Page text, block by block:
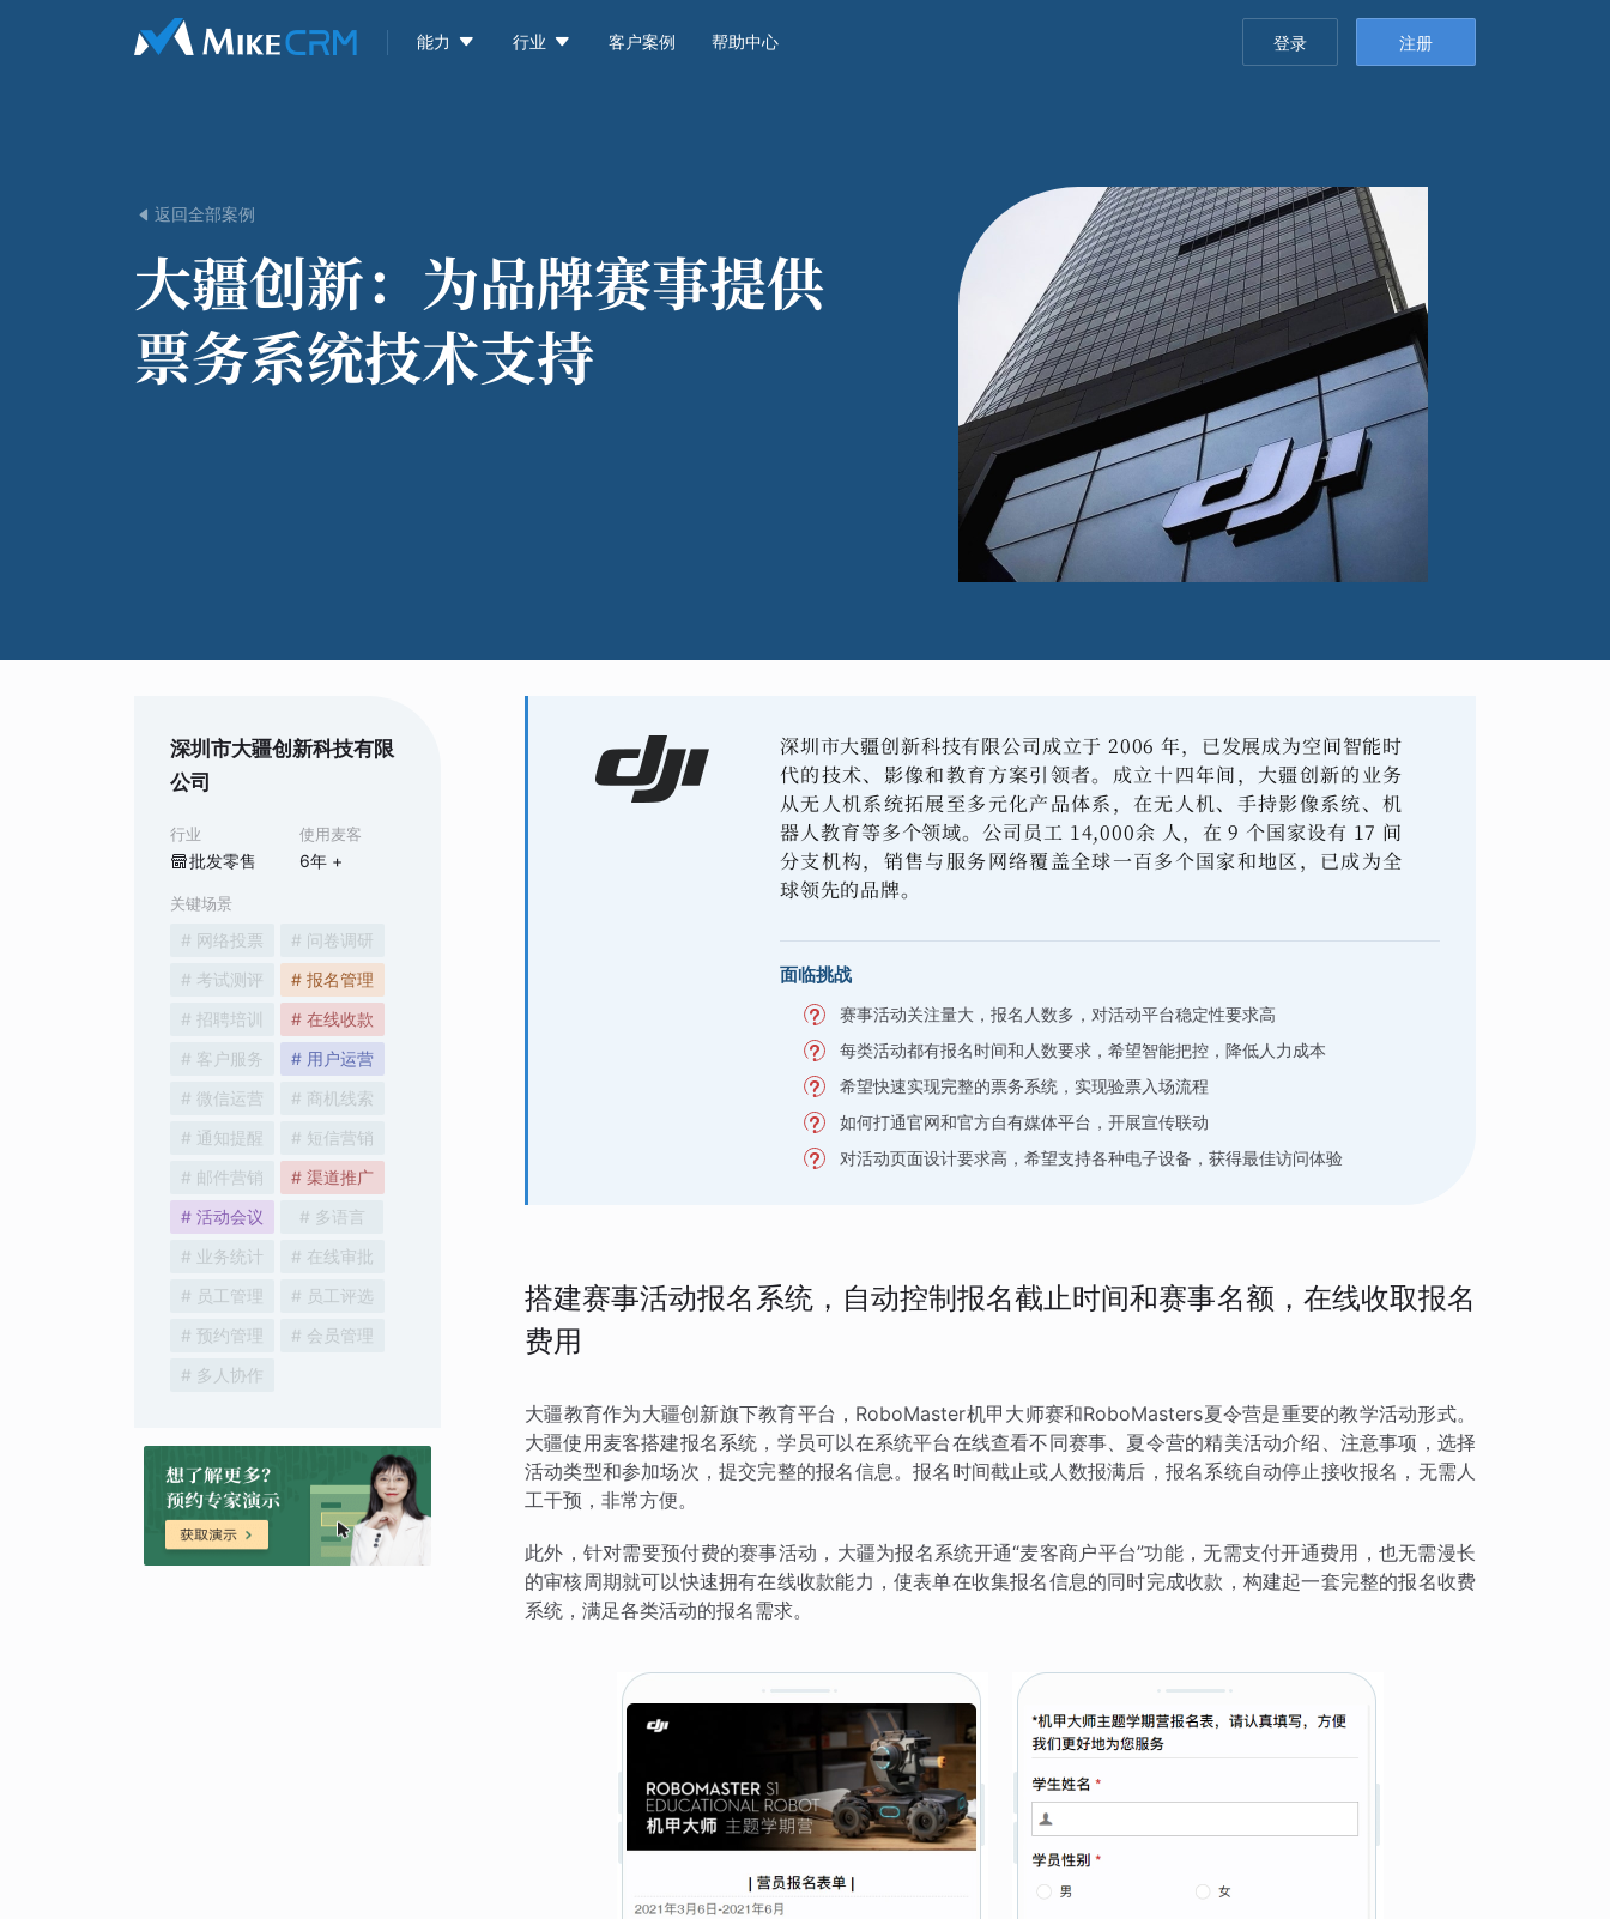
能力  行业  客户案例 帮助中心 登录 注册
 返回全部案例
大疆创新： 为品牌赛事提供
票务系统技术支持
深圳市大疆创新科技有限
公司
行业
批发零售
使用麦客
6年 +
关键场景
# 网络投票
# 问卷调研
# 考试测评
# 报名管理
# 招聘培训
# 在线收款
# 客户服务
# 用户运营
# 微信运营
# 商机线索
# 通知提醒
# 短信营销
# 邮件营销
# 渠道推广
# 活动会议
# 多语言
# 业务统计
# 在线审批
# 员工管理
# 员工评选
# 预约管理
# 会员管理
# 多人协作
深圳市大疆创新科技有限公司成立于 2006 年，已发展成为空间智能时
代的技术、影像和教育方案引领者。成立十四年间，大疆创新的业务
从无人机系统拓展至多元化产品体系，在无人机、手持影像系统、机
器人教育等多个领域。公司员工 14,000余 人，在 9 个国家设有 17 间
分支机构，销售与服务网络覆盖全球一百多个国家和地区，已成为全
球领先的品牌。
面临挑战
赛事活动关注量大，报名人数多，对活动平台稳定性要求高
每类活动都有报名时间和人数要求，希望智能把控，降低人力成本
希望快速实现完整的票务系统，实现验票入场流程
如何打通官网和官方自有媒体平台，开展宣传联动
对活动页面设计要求高，希望支持各种电子设备，获得最佳访问体验
搭建赛事活动报名系统，自动控制报名截止时间和赛事名额，在线收取报名
费用
大疆教育作为大疆创新旗下教育平台，RoboMaster机甲大师赛和RoboMasters夏令营是重要的教学活动形式。
大疆使用麦客搭建报名系统，学员可以在系统平台在线查看不同赛事、夏令营的精美活动介绍、注意事项，选择
活动类型和参加场次，提交完整的报名信息。报名时间截止或人数报满后，报名系统自动停止接收报名，无需人
工干预，非常方便。
此外，针对需要预付费的赛事活动，大疆为报名系统开通“麦客商户平台”功能，无需支付开通费用，也无需漫长
的审核周期就可以快速拥有在线收款能力，使表单在收集报名信息的同时完成收款，构建起一套完整的报名收费
系统，满足各类活动的报名需求。